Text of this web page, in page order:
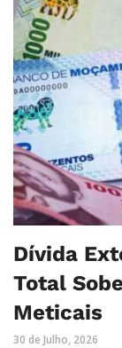
Dívida
Total
Meticais
30 de Julho, 2026